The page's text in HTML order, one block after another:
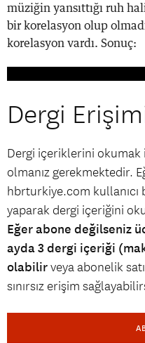
müziğin yansıttığı ruh
bir korelasyon olup
korelasyon vardı. Sonuç:
Dergi
Dergi içeriklerini okumak
olmanız gerekmektedir.
hbrturkiye.com
yaparak dergi içeriğini
Eğer abone değilseniz
ayda 3 dergi içeriği
olabilirveya abonelik
sınırsız erişim